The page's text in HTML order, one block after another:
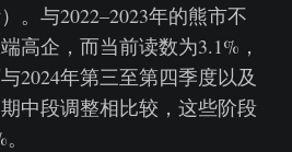
。与2022–2023年的熊市不
高企，而当前读数为3.1%，
2024年第三至第四季度以及
中段调整相比较，这些阶段